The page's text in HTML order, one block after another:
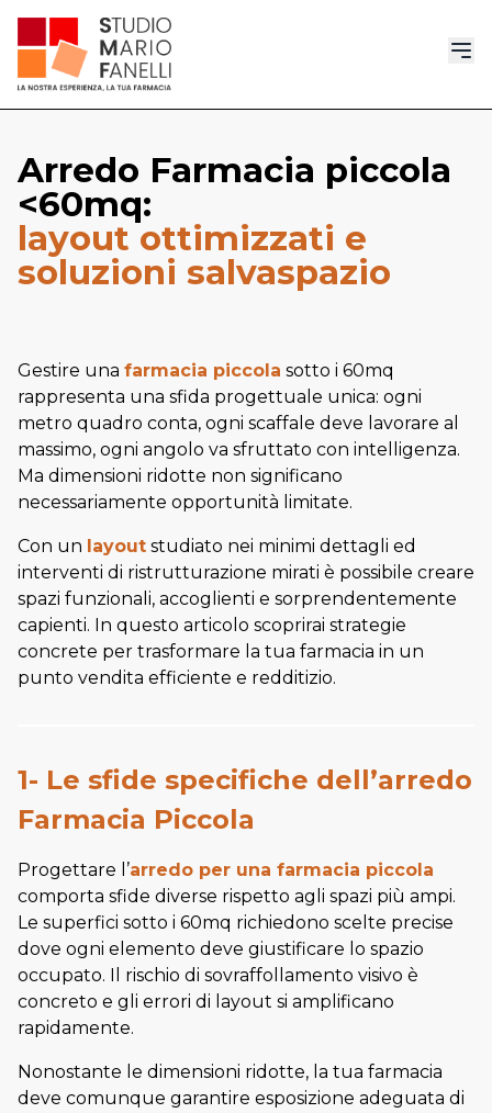
Arredo Farmacia piccola
<60mq:
layout ottimizzati e
soluzioni salvaspazio
Gestire una farmacia piccola sotto i 60mq
rappresenta una sfida progettuale unica: ogni
metro quadro conta, ogni scaffale deve lavorare al
massimo, ogni angolo va sfruttato con intelligenza.
Ma dimensioni ridotte non significano
necessariamente opportunità limitate.
Con un layout studiato nei minimi dettagli ed
interventi di ristrutturazione mirati è possibile creare
spazi funzionali, accoglienti e sorprendentemente
capienti. In questo articolo scoprirai strategie
concrete per trasformare la tua farmacia in un
punto vendita efficiente e redditizio.
1- Le sfide specifiche dell’arredo
Farmacia Piccola
Progettare l’arredo per una farmacia piccola
comporta sfide diverse rispetto agli spazi più ampi.
Le superfici sotto i 60mq richiedono scelte precise
dove ogni elemento deve giustificare lo spazio
occupato. Il rischio di sovraffollamento visivo è
concreto e gli errori di layout si amplificano
rapidamente.
Nonostante le dimensioni ridotte, la tua farmacia
deve comunque garantire esposizione adeguata di